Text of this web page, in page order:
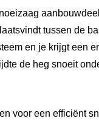
tussen de
en je krijgt een
de heg snoeit
voor een efficiënt